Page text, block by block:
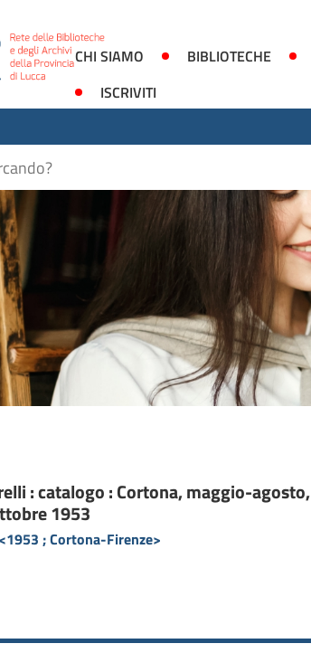
CHI SIAMO BIBLIOTECHE
ISCRIVITI
: catalogo : Cortona, maggio-agosto,
1953
; Cortona-Firenze>